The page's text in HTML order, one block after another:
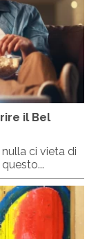
il Bel
ci vieta di